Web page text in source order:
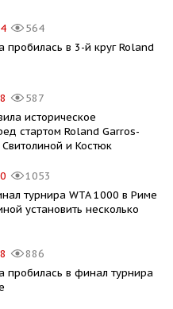
564
пробилась в 3-й круг Roland
587
историческое
стартом Roland Garros-
и Костюк
1053
турнира WTA 1000 в Риме
установить несколько
886
пробилась в финал турнира